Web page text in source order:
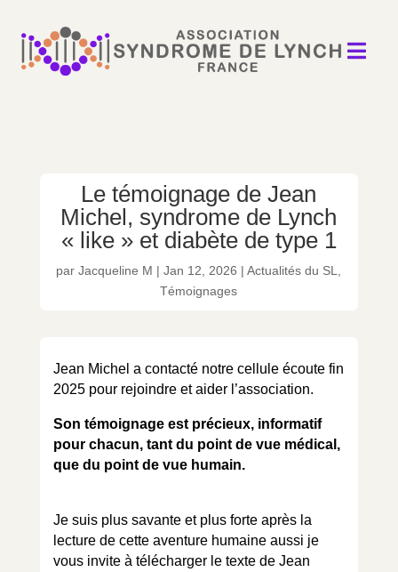

Le témoignage de Jean
Michel, syndrome de Lynch
« like » et diabète de type 1
parJacqueline M |Jan 12, 2026 |Actualités du SL
Témoignages
Jean Michel a contacté notre cellule écoute fin
2025 pour rejoindre et aider l’association.
Son témoignage est précieux, informatif
pour chacun, tant du point de vue médical,
que du point de vue humain.
Je suis plus savante et plus forte après la
lecture de cette aventure humaine aussi je
vous invite à télécharger le texte de Jean